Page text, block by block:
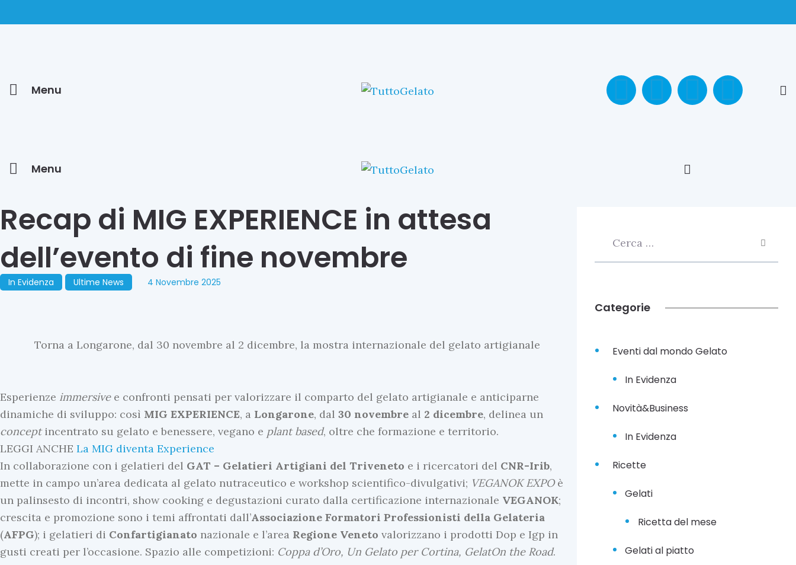
Menu
Menu
Recap di MIG EXPERIENCE in attesa
dell’evento di fine novembre
In Evidenza Ultime News 4 Novembre 2025
Torna a Longarone, dal 30 novembre al 2 dicembre, la mostra internazionale del gelato artigianale
Esperienze immersivee confronti pensati per valorizzare il comparto del gelato artigianale e anticiparne
dinamiche di sviluppo: così MIG EXPERIENCE, a Longarone, dal 30 novembre al 2 dicembre, delinea un
conceptincentrato su gelato e benessere, vegano e plant based, oltre che formazione e territorio.
LEGGI ANCHE La MIG diventa Experience
In collaborazione con i gelatieri del GAT – Gelatieri Artigiani del Triveneto e i ricercatori del CNR-Irib,
mette in campo un’area dedicata al gelato nutraceutico e workshop scientifico-divulgativi; VEGANOK EXPOè
un palinsesto di incontri, show cooking e degustazioni curato dalla certificazione internazionale VEGANOK;
crescita e promozione sono i temi affrontati dall’Associazione Formatori Professionisti della Gelateria
(AFPG); i gelatieri di Confartigianato nazionale e l’area Regione Veneto valorizzano i prodotti Dop e Igp in
gusti creati per l’occasione. Spazio alle competizioni: Coppa d’Oro, Un Gelato per Cortina, GelatOn the Road.
Categorie
Eventi dal mondo Gelato
In Evidenza
Novità&Business
In Evidenza
Ricette
Gelati
Ricetta del mese
Gelati al piatto